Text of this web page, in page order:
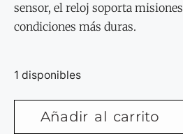
sensor, el reloj soporta
condiciones más duras.
1 disponibles
Añadir al carrito